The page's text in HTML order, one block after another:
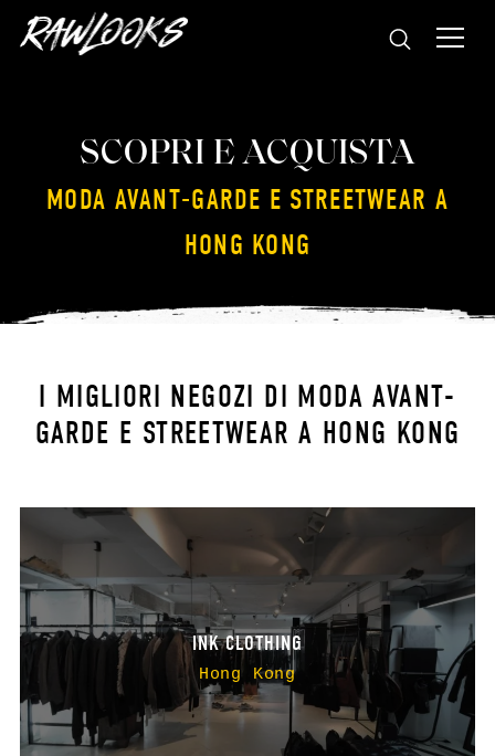
SCOPRI E ACQUISTA
MODA AVANT-GARDE E STREETWEAR A
HONG KONG
I MIGLIORI NEGOZI DI MODA AVANT-
GARDE E STREETWEAR A HONG KONG
INK CLOTHING
Hong Kong